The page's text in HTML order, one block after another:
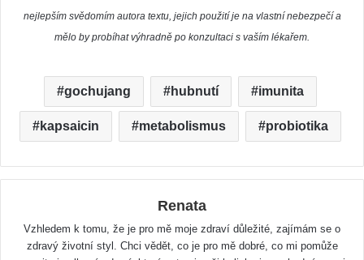
nejlepším svědomím autora textu, jejich použití je na vlastní nebezpečí a
mělo by probíhat výhradně po konzultaci s vaším lékařem.
gochujang hubnutí imunita
kapsaicin metabolismus probiotika
Renata
Vzhledem k tomu, že je pro mě moje zdraví důležité, zajímám se o
zdravý životní styl. Chci vědět, co je pro mě dobré, co mi pomůže